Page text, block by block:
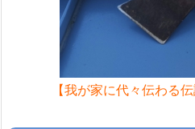
【我が家に代々伝わる